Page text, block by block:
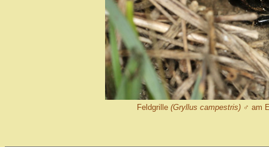
Feldgrille (Gryllus campestris)♂ am